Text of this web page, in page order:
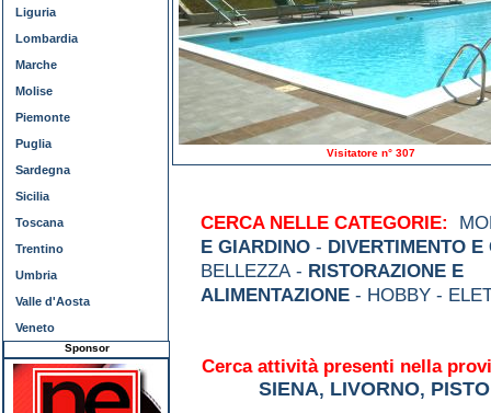
Visitatore n° 307
CERCA NELLE CATEGORIE:
E GIARDINO - DIVERTIMENTO E
BELLEZZA - RISTORAZIONE E
ALIMENTAZIONE - HOBBY -
Cerca attività presenti nella
SIENA, LIVORNO,
Liguria
Lombardia
Marche
Molise
Piemonte
Puglia
Sardegna
Sicilia
Toscana
Trentino
Umbria
Valle d'Aosta
Veneto
Sponsor